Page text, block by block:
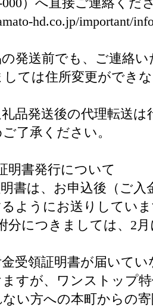
hd.co.jp/important/
発送前でも、ご連絡い
ては住所変更ができ
品発送後の代理転送は
了承ください。
明書発行について
書は、お申込後（ご入
ようにお送りしていま
分につきましては、2月
受領証明書が届いて
すが、ワンストップ
い方への本町からの